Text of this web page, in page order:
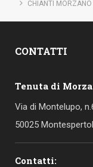
CHIANTI
CONTATTI
Tenuta di
Via di Montelupo,
50025
Contatti: